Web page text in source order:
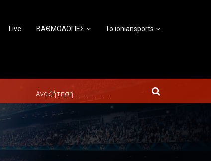
Live ΒΑΘΜΟΛΟΓΙΕΣ Το ioniansports